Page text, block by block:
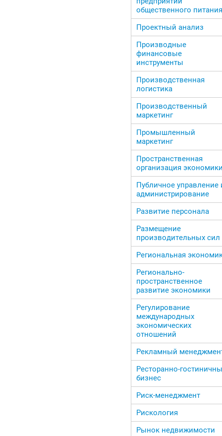
общественного питания
Проектный анализ
Производные
финансовые
инструменты
Производственная
логистика
Производственный
маркетинг
Промышленный
маркетинг
Пространственная
организация
Публичное управление
администрирование
Развитие персонала
Размещение
производительных сил
Региональная
Регионально-
пространственное
развитие экономики
Регулирование
международных
экономических
отношений
Рекламный
Ресторанно-
бизнес
Риск-менеджмент
Рискология
Рынок недвижимости